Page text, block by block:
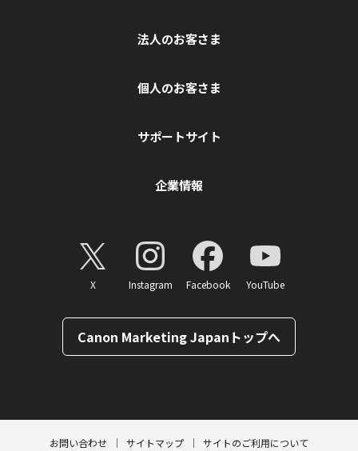
法人のお客さま
個人のお客さま
サポートサイト
企業情報
X Instagram Facebook YouTube
Canon Marketing Japanトップへ
お問い合わせ サイトマップ サイトのご利用について